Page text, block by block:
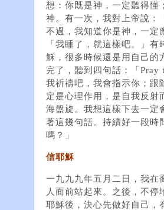
想：你既是神，一定聽得
神。有一次，我對上帝說：
不過，我知道你是神，一定
「我睡了，就這樣吧。」
穌，很多時候還是用自己的
完了，聽到四句話：「
我祈禱吧，我會指示你；跟
定是心理作用，是自我反射
海盤旋。我想這樣下去一定
著這幾句話。持續好一段時
嗎？」
信耶穌
一九九九年五月二日，我在
人面前站起來。之後，不
耶穌後，決心先做好自己，